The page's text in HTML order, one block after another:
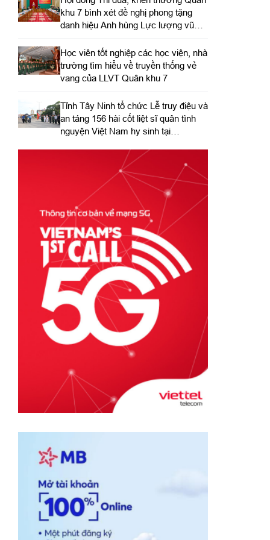
khu 7 bình xét đề nghị phong tặng
danh hiệu Anh hùng Lực lượng vũ
trang nhân dân
Học viên tốt nghiệp các học viện, nhà
trường tìm hiểu về truyền thống vẻ
vang của LLVT Quân khu 7
​Tỉnh Tây Ninh tổ chức Lễ truy điệu và
an táng 156 hài cốt liệt sĩ quân tình
nguyện Việt Nam hy sinh tại